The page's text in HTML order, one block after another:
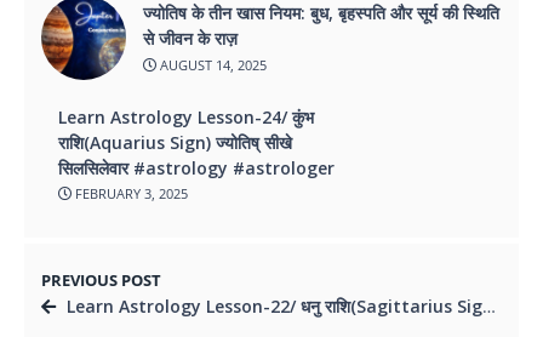
ज्योतिष के तीन खास नियम: बुध, बृहस्पति और सूर्य की स्थिति
से जीवन के राज़
AUGUST 14, 2025
Learn Astrology Lesson-24/ कुंभ
राशि(Aquarius Sign) ज्योतिष् सीखे
सिलसिलेवार #astrology #astrologer
FEBRUARY 3, 2025
PREVIOUS POST
Learn Astrology Lesson-22/ धनु राशि(Sagittarius Sign)ज्योतिष् सीखे सिलसिलेवार #astrology #astrologer